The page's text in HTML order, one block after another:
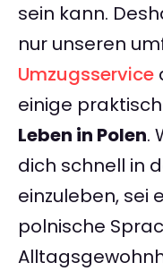
sein kann.
nur unseren
Umzugsservice
einige
Leben in Polen.
dich schnell in
einzuleben, sei
polnische